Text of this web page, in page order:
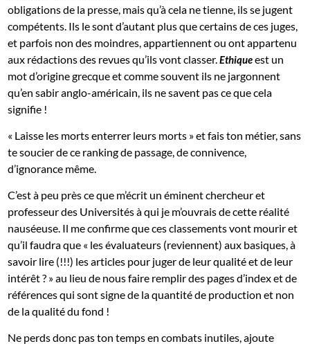
obligations de la presse, mais qu’à cela ne tienne, ils se jugent
compétents. Ils le sont d’autant plus que certains de ces juges,
et parfois non des moindres, appartiennent ou ont appartenu
aux rédactions des revues qu’ils vont classer.Ethiqueest un
mot d’origine grecque et comme souvent ils ne jargonnent
qu’en sabir anglo-américain, ils ne savent pas ce que cela
signifie !
« Laisse les morts enterrer leurs morts » et fais ton métier, sans
te soucier de ce ranking de passage, de connivence,
d’ignorance même.
C’est à peu près ce que m’écrit un éminent chercheur et
professeur des Universités à qui je m’ouvrais de cette réalité
nauséeuse. Il me confirme que ces classements vont mourir et
qu’il faudra que « les évaluateurs (reviennent) aux basiques, à
savoir lire (!!!) les articles pour juger de leur qualité et de leur
intérêt ? » au lieu de nous faire remplir des pages d’index et de
références qui sont signe de la quantité de production et non
de la qualité du fond !
Ne perds donc pas ton temps en combats inutiles, ajoute